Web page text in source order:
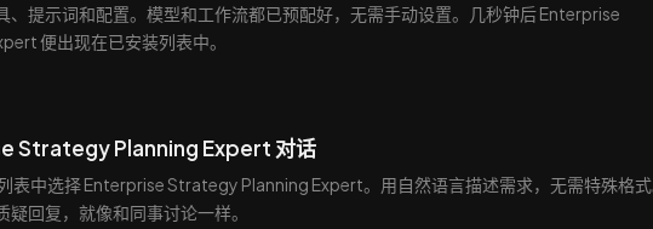
、提示词和配置。模型和工作流都已预配好，无需手动设置。几秒钟后 Enterprise
便出现在已安装列表中。
Strategy Planning Expert 对话
表中选择 Enterprise Strategy Planning Expert。用自然语言描述需求，无需特殊格式
回复，就像和同事讨论一样。